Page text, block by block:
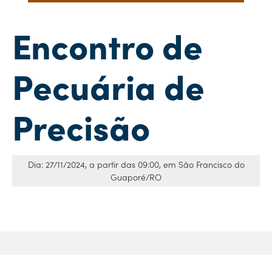
Encontro de
Pecuária de
Precisão
Dia: 27/11/2024, a partir das 09:00, em São Francisco do
Guaporé/RO